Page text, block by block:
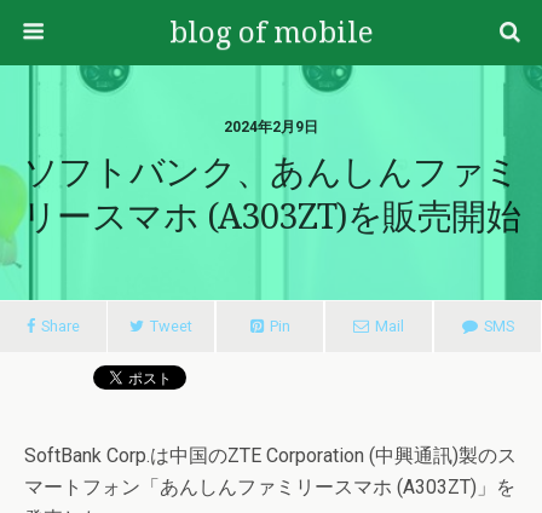
blog of mobile
2024年2月9日
ソフトバンク、あんしんファミ
リースマホ (A303ZT)を販売開始
Share Tweet Pin Mail SMS
SoftBank Corp.は中国のZTE Corporation (中興通訊)製のス
マートフォン「あんしんファミリースマホ (A303ZT)」を